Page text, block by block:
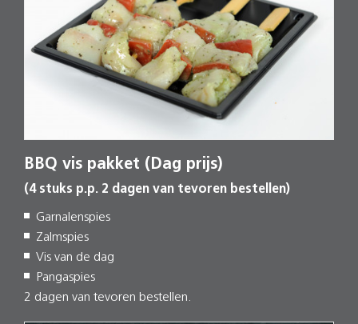
BBQ vis pakket (Dag prijs)
(4 stuks p.p. 2 dagen van tevoren bestellen)
Garnalenspies
Zalmspies
Vis van de dag
Pangaspies
2 dagen van tevoren bestellen.